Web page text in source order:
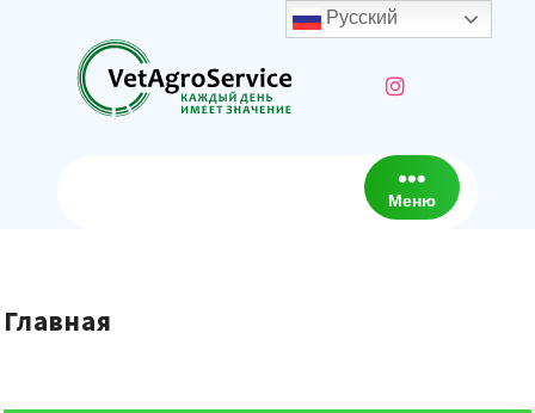
Меню
Главная
Русский